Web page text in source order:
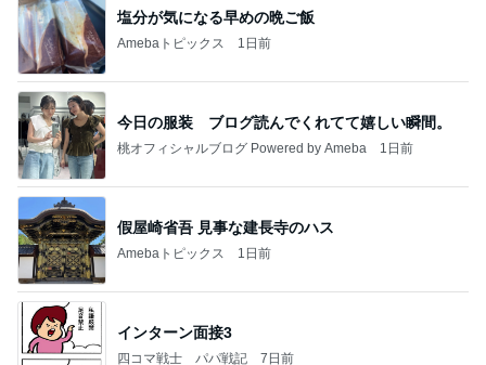
塩分が気になる早めの晩ご飯
Amebaトピックス 1日前
今日の服装 ブログ読んでくれてて嬉しい瞬間。
桃オフィシャルブログ Powered by Ameba 1日前
假屋崎省吾 見事な建長寺のハス
Amebaトピックス 1日前
インターン面接3
四コマ戦士 パパ戦記 7日前